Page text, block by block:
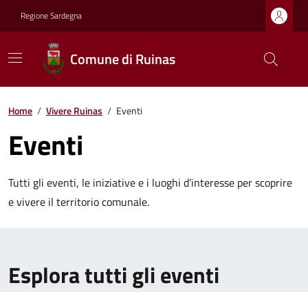
Regione Sardegna
Comune di Ruinas
Home / Vivere Ruinas / Eventi
Eventi
Tutti gli eventi, le iniziative e i luoghi d’interesse per scoprire
e vivere il territorio comunale.
Esplora tutti gli eventi